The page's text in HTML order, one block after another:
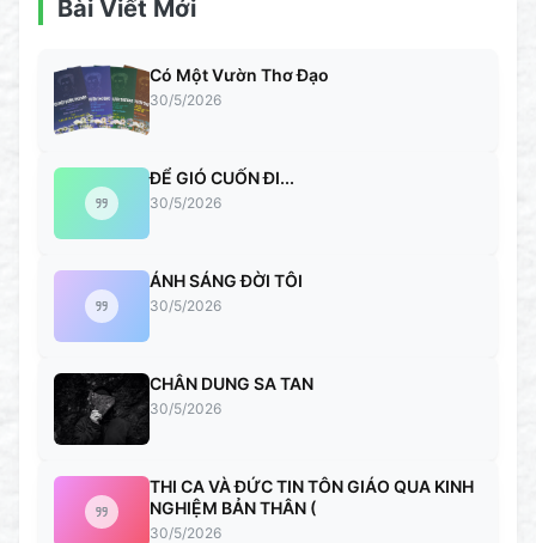
Bài Viết Mới
Có Một Vườn Thơ Đạo
30/5/2026
ĐỂ GIÓ CUỐN ĐI...
30/5/2026
ÁNH SÁNG ĐỜI TÔI
30/5/2026
CHÂN DUNG SA TAN
30/5/2026
THI CA VÀ ĐỨC TIN TÔN GIÁO QUA KINH
NGHIỆM BẢN THÂN (
30/5/2026